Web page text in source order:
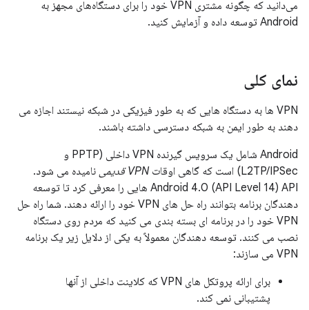
می‌دانید که چگونه مشتری VPN خود را برای دستگاه‌های مجهز به
Android توسعه داده و آزمایش کنید.
نمای کلی
VPN ها به دستگاه هایی که به طور فیزیکی در شبکه نیستند اجازه می
دهند به طور ایمن به شبکه دسترسی داشته باشند.
Android شامل یک سرویس گیرنده VPN داخلی (PPTP و
L2TP/IPSec) است که گاهی اوقات
VPN قدیمی
نامیده می شود.
Android 4.0 (API Level 14) API هایی را معرفی کرد تا توسعه
دهندگان برنامه بتوانند راه حل های VPN خود را ارائه دهند. شما راه حل
VPN خود را در برنامه ای بسته بندی می کنید که مردم روی دستگاه
نصب می کنند. توسعه دهندگان معمولاً به یکی از دلایل زیر یک برنامه
VPN می سازند:
برای ارائه پروتکل های VPN که کلاینت داخلی از آنها
پشتیبانی نمی کند.